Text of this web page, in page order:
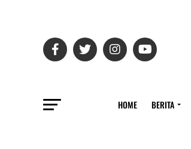
HOME BERITA